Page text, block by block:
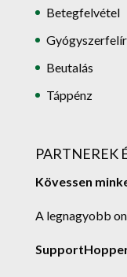
Betegfelvétel
Beutalás
Táppénz
PARTNEREK
Kövessen
A legnagyobb